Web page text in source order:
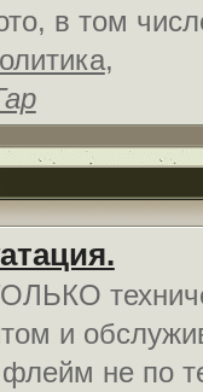
в том
,
и
не по